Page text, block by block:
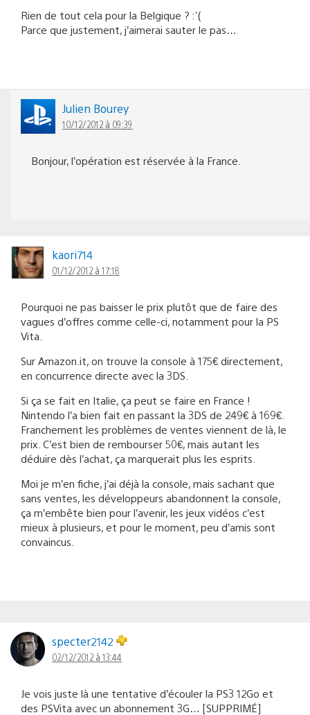
Rien de tout cela pour la Belgique ? :'(
Parce que justement, j’aimerai sauter le pas…
Julien Bourey
10/12/2012 à 09:39
Bonjour, l’opération est réservée à la France.
kaori714
01/12/2012 à 17:18
Pourquoi ne pas baisser le prix plutôt que de faire des
vagues d’offres comme celle-ci, notamment pour la PS
Vita.
Sur Amazon.it, on trouve la console à 175€ directement,
en concurrence directe avec la 3DS.
Si ça se fait en Italie, ça peut se faire en France !
Nintendo l’a bien fait en passant la 3DS de 249€ à 169€.
Franchement les problèmes de ventes viennent de là, le
prix. C’est bien de rembourser 50€, mais autant les
déduire dès l’achat, ça marquerait plus les esprits.
Moi je m’en fiche, j’ai déjà la console, mais sachant que
sans ventes, les développeurs abandonnent la console,
ça m’embête bien pour l’avenir, les jeux vidéos c’est
mieux à plusieurs, et pour le moment, peu d’amis sont
convaincus.
specter2142
02/12/2012 à 13:44
Je vois juste là une tentative d’écouler la PS3 12Go et
des PSVita avec un abonnement 3G… [SUPPRIMÉ]